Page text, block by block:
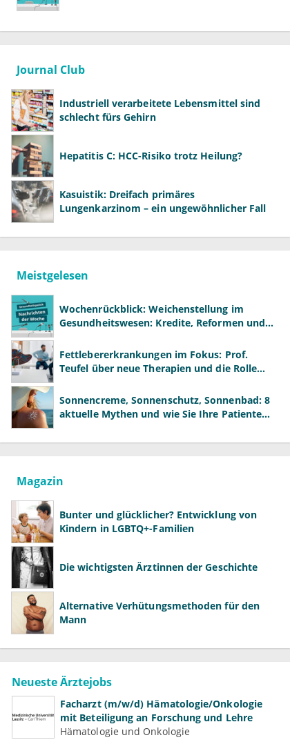
Journal Club
Industriell verarbeitete Lebensmittel sind
schlecht fürs Gehirn
Hepatitis C: HCC-Risiko trotz Heilung?
Kasuistik: Dreifach primäres
Lungenkarzinom – ein ungewöhnlicher Fall
Meistgelesen
Wochenrückblick: Weichenstellung im
Gesundheitswesen: Kredite, Reformen und
Fettlebererkrankungen im Fokus: Prof.
Teufel über neue Therapien und die Rolle
Sonnencreme, Sonnenschutz, Sonnenbad: 8
aktuelle Mythen und wie Sie Ihre Patienten
Magazin
Bunter und glücklicher? Entwicklung von
Kindern in LGBTQ+-Familien
Die wichtigsten Ärztinnen der Geschichte
Alternative Verhütungsmethoden für den
Mann
Neueste Ärztejobs
Facharzt (m/w/d) Hämatologie/Onkologie
mit Beteiligung an Forschung und Lehre
Hämatologie und Onkologie